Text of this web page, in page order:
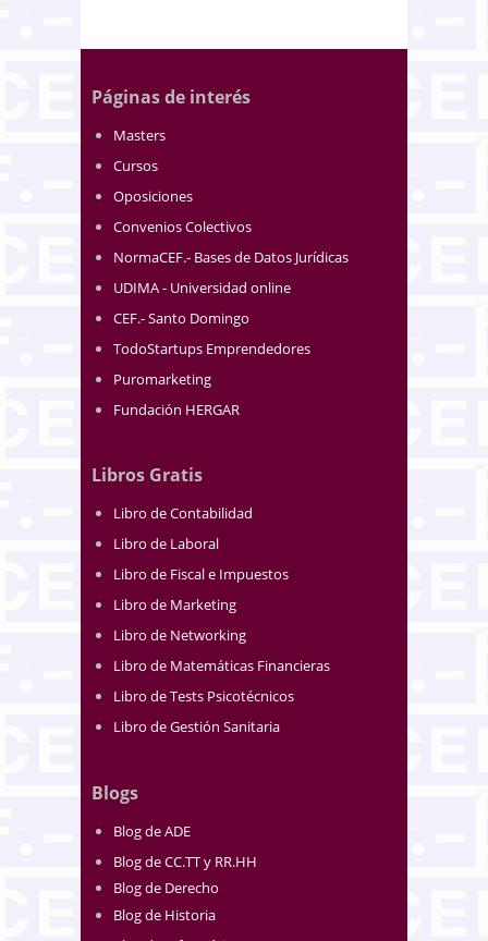
Páginas de interés
Masters
Cursos
Oposiciones
Convenios Colectivos
NormaCEF.- Bases de Datos Jurídicas
UDIMA - Universidad online
CEF.- Santo Domingo
TodoStartups Emprendedores
Puromarketing
Fundación HERGAR
Libros Gratis
Libro de Contabilidad
Libro de Laboral
Libro de Fiscal e Impuestos
Libro de Marketing
Libro de Networking
Libro de Matemáticas Financieras
Libro de Tests Psicotécnicos
Libro de Gestión Sanitaria
Blogs
Blog de ADE
Blog de CC.TT y RR.HH
Blog de Derecho
Blog de Historia